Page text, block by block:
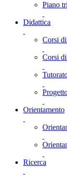
Piano
Didattica
Corsi
Corsi
Orientamento
Ricerca